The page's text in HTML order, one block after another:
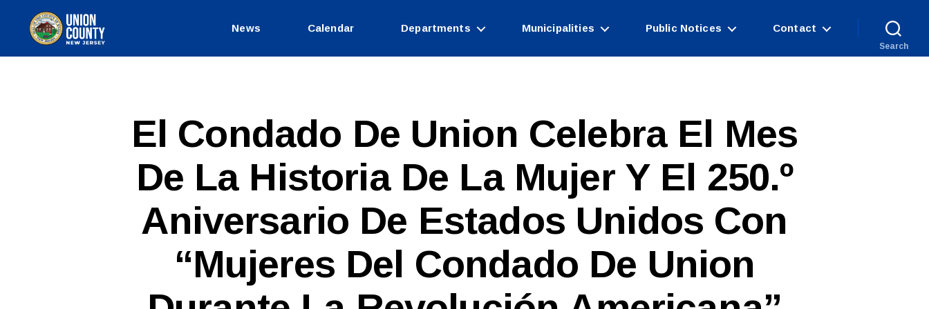
News Calendar Departments Municipalities Public Notices Contact
Search
Categories
El Condado De Union Celebra El Mes
De La Historia De La Mujer Y El 250.º
Aniversario De Estados Unidos Con
“Mujeres Del Condado De Union
B
y
o